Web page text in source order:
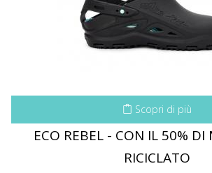
Scopri di più
ECO REBEL - CON IL 50% DI
RICICLATO